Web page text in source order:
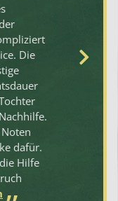
Die
dafür.
Hilfe